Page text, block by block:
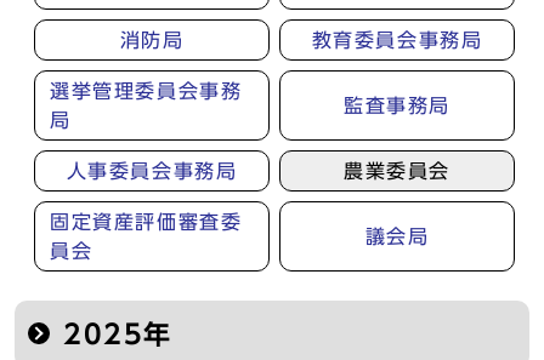
消防局 教育委員会事務局
選挙管理委員会事務
局
監査事務局
人事委員会事務局 農業委員会
固定資産評価審査委
員会
議会局
2025年